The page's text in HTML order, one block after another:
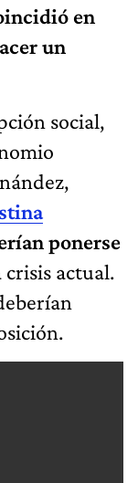
en
un
social,
ponerse
actual.